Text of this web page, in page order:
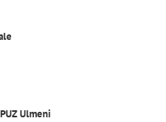
Ulmeni